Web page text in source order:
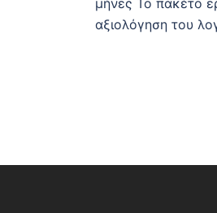
μήνες Το πακέτο
αξιολόγηση του